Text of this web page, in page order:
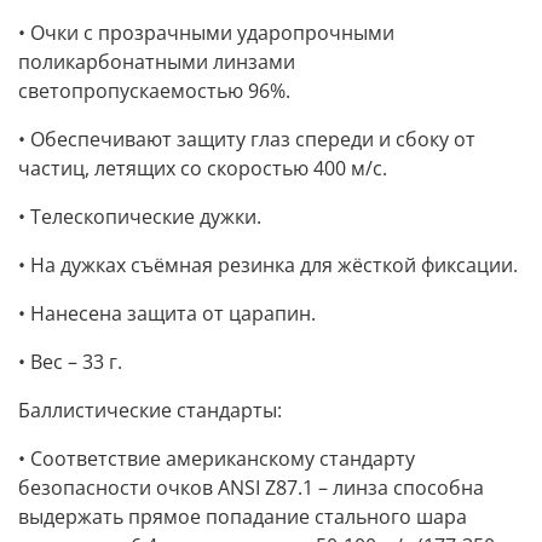
• Очки с прозрачными ударопрочными
поликарбонатными линзами
светопропускаемостью 96%.
• Обеспечивают защиту глаз спереди и сбоку от
частиц, летящих со скоростью 400 м/с.
• Телескопические дужки.
• На дужках съёмная резинка для жёсткой фиксации.
• Нанесена защита от царапин.
• Вес – 33 г.
Баллистические стандарты:
• Соответствие американскому стандарту
безопасности очков ANSI Z87.1 – линза способна
выдержать прямое попадание стального шара